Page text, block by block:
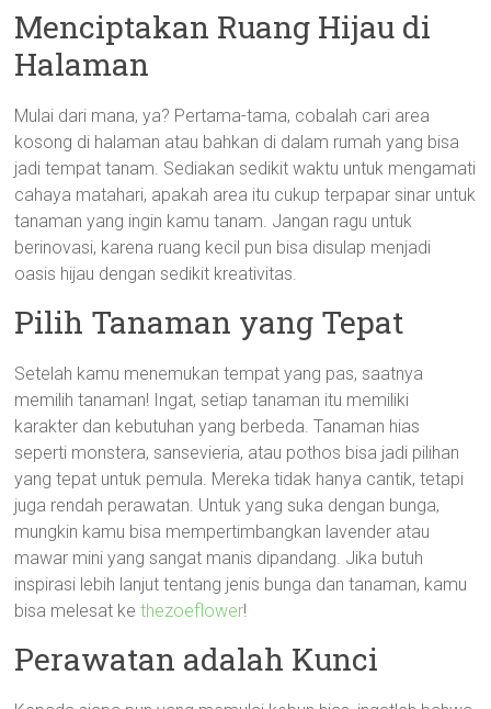
Menciptakan Ruang Hijau di
Halaman
Mulai dari mana, ya? Pertama-tama, cobalah cari area
kosong di halaman atau bahkan di dalam rumah yang bisa
jadi tempat tanam. Sediakan sedikit waktu untuk mengamati
cahaya matahari, apakah area itu cukup terpapar sinar untuk
tanaman yang ingin kamu tanam. Jangan ragu untuk
berinovasi, karena ruang kecil pun bisa disulap menjadi
oasis hijau dengan sedikit kreativitas.
Pilih Tanaman yang Tepat
Setelah kamu menemukan tempat yang pas, saatnya
memilih tanaman! Ingat, setiap tanaman itu memiliki
karakter dan kebutuhan yang berbeda. Tanaman hias
seperti monstera, sansevieria, atau pothos bisa jadi pilihan
yang tepat untuk pemula. Mereka tidak hanya cantik, tetapi
juga rendah perawatan. Untuk yang suka dengan bunga,
mungkin kamu bisa mempertimbangkan lavender atau
mawar mini yang sangat manis dipandang. Jika butuh
inspirasi lebih lanjut tentang jenis bunga dan tanaman, kamu
bisa melesat kethezoeflower!
Perawatan adalah Kunci